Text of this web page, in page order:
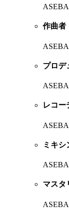
ASEBA
作曲者
ASEBA
プロデ
ASEBA
レコー
ASEBA
ミキシ
ASEBA
マスタ
ASEBA